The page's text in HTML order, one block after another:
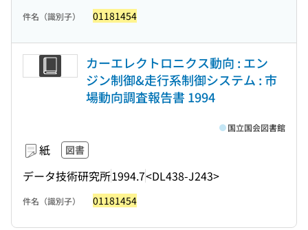
件名（識別子） 01181454
カーエレクトロニクス動向 : エン
ジン制御&走行系制御システム : 市
場動向調査報告書 1994
紙 図書
データ技術研究所1994.7<DL438-J243>
国立国会図書館
件名（識別子） 01181454